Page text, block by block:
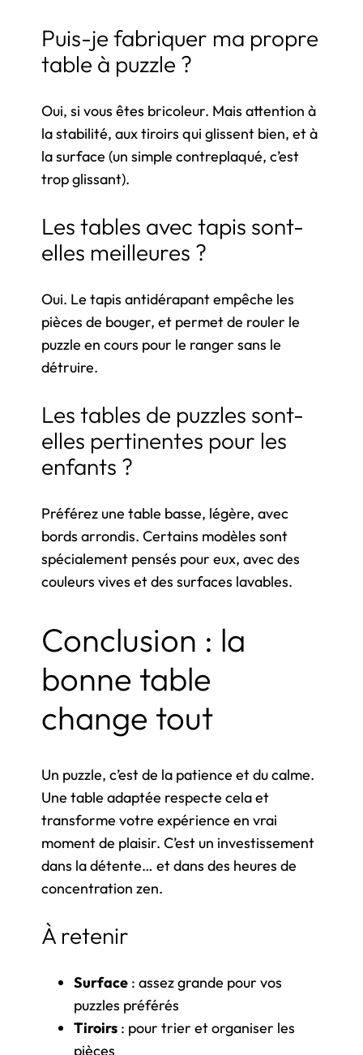
Puis-je fabriquer ma propre
table à puzzle ?
Oui, si vous êtes bricoleur. Mais attention à
la stabilité, aux tiroirs qui glissent bien, et à
la surface (un simple contreplaqué, c’est
trop glissant).
Les tables avec tapis sont-
elles meilleures ?
Oui. Le tapis antidérapant empêche les
pièces de bouger, et permet de rouler le
puzzle en cours pour le ranger sans le
détruire.
Les tables de puzzles sont-
elles pertinentes pour les
enfants ?
Préférez une table basse, légère, avec
bords arrondis. Certains modèles sont
spécialement pensés pour eux, avec des
couleurs vives et des surfaces lavables.
Conclusion : la
bonne table
change tout
Un puzzle, c’est de la patience et du calme.
Une table adaptée respecte cela et
transforme votre expérience en vrai
moment de plaisir. C’est un investissement
dans la détente… et dans des heures de
concentration zen.
À retenir
Surface: assez grande pour vos
puzzles préférés
Tiroirs: pour trier et organiser les
pièces